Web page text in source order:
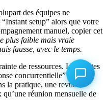
des équipes ne
setup” alors que votre
manuel, copier cet
plus faible mais vraie
fausse, avec le temps.
de ressources. Les petites
concurrentielle”
la pratique, une revue
réunion mensuelle de